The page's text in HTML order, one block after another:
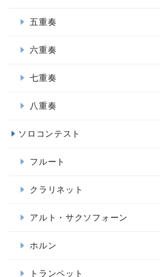
五重奏
六重奏
七重奏
八重奏
ソロコンテスト
フルート
クラリネット
アルト・サクソフォーン
ホルン
トランペット